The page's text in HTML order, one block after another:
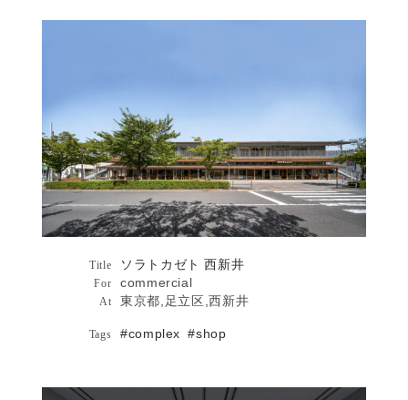
Architecture
Title ソラトカゼト 西新井
For commercial
At 東京都,足立区,西新井
Tags #complex #shop
YAMAGIWA OSAKA詳細へ